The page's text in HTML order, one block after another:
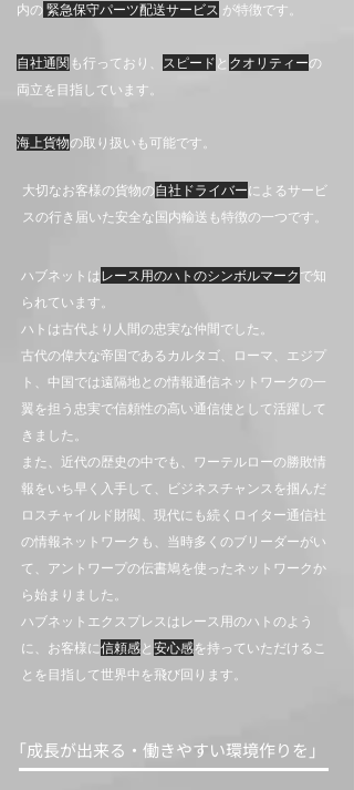
内の 緊急保守パーツ配送サービス が特徴です。
自社通関 も行っており、 スピード と クオリティーの
両立を​目指しています。
海上貨物の取り扱いも可能です。
大切なお客様の貨物の自社ドライバーによるサービ
スの行き届いた安全な国内輸送も特徴の一つです。​
ハブネットはレース用のハトのシンボルマーク で知
られています。
ハトは古代より人間の忠実な仲間でした​。
古代の偉大な帝国であるカルタゴ、ローマ、エジプ
ト、中国では遠隔地との情報通信ネットワークの一
翼を担う忠実で信頼性の高い通信使として活躍して
きました。
また、近代の歴史の中でも、ワーテルローの勝敗情
報をいち早く入手して、ビジネスチャンスを掴んだ
ロスチャイルド財閥、現代にも続くロイター通信社
の情報ネットワークも、当時多くのブリーダーがい
て、アントワープの伝書鳩を使ったネットワークか
ら始まりました。
ハブネットエクスプレスはレース用のハトのよう
に、お客様に信頼感と 安心感を持っていただけるこ
とを目指して世界中を飛び回ります。
​「成長が出来る・働きやすい環境作りを」